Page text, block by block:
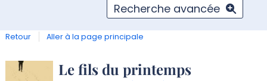
Recherche avancée
Retour Aller à la page principale
Détail
Le fils du printemps